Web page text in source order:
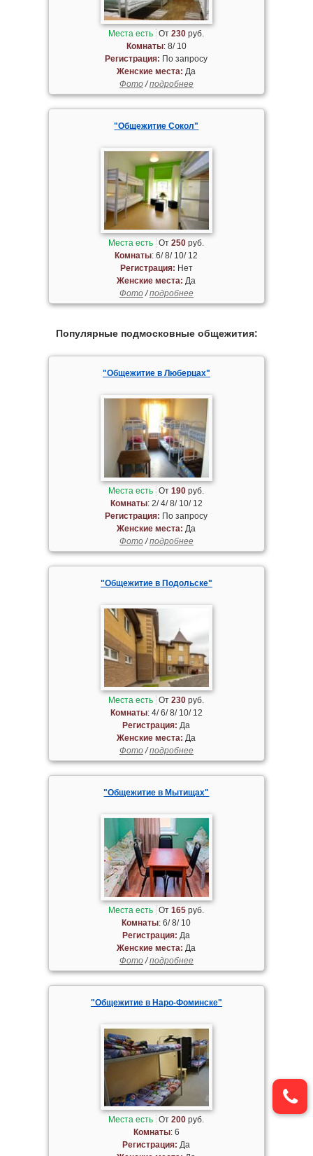
Места есть От230 руб.
Комнаты: 8/ 10
Регистрация: По запросу
Женские места: Да
Фото/подробнее
"Общежитие Сокол"
Места есть От250 руб.
Комнаты: 6/ 8/ 10/ 12
Регистрация: Нет
Женские места: Да
Фото/подробнее
Популярные подмосковные общежития:
"Общежитие в Люберцах"
Места есть От190 руб.
Комнаты: 2/ 4/ 8/ 10/ 12
Регистрация: По запросу
Женские места: Да
Фото/подробнее
"Общежитие в Подольске"
Места есть От230 руб.
Комнаты: 4/ 6/ 8/ 10/ 12
Регистрация: Да
Женские места: Да
Фото/подробнее
"Общежитие в Мытищах"
Места есть От165 руб.
Комнаты: 6/ 8/ 10
Регистрация: Да
Женские места: Да
Фото/подробнее
"Общежитие в Наро-Фоминске"
Места есть От200 руб.
Комнаты: 6
Регистрация: Да